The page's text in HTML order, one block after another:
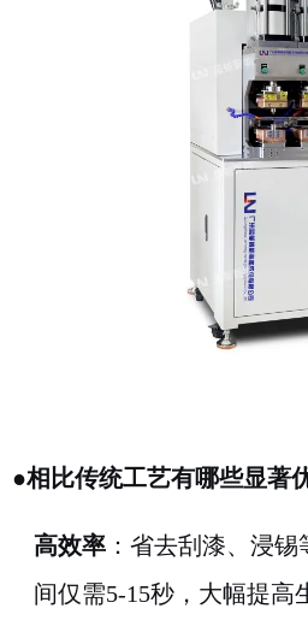
●相比传统工艺有哪些显著
高效率 ：省去刮漆、浸
间仅需5-15秒，大幅提高